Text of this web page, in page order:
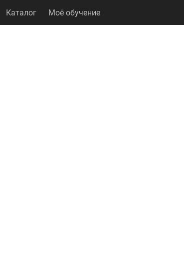
Каталог Моё обучение